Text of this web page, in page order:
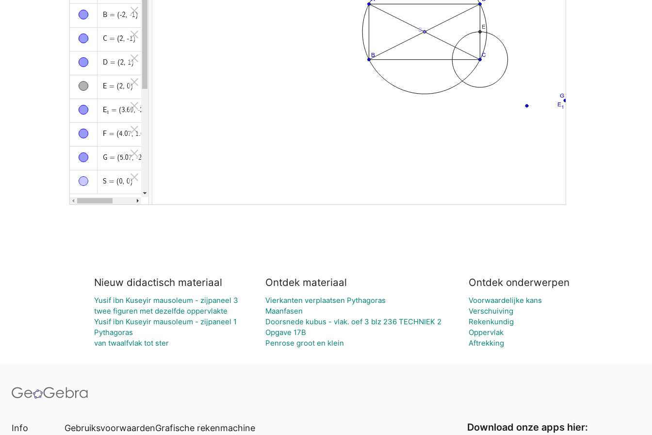
Nieuw didactisch materiaal
Yusif ibn Kuseyir mausoleum - zijpaneel 3
twee figuren met dezelfde oppervlakte
Yusif ibn Kuseyir mausoleum - zijpaneel 1
Pythagoras
van twaalfvlak tot ster
Ontdek materiaal
Vierkanten verplaatsen Pythagoras
Maanfasen
Doorsnede kubus - vlak. oef 3 blz 236 TECHNIEK 2
Opgave 17B
Penrose groot en klein
Ontdek onderwerpen
Voorwaardelijke kans
Verschuiving
Rekenkundig
Oppervlak
Aftrekking
Info GebruiksvoorwaardenGrafische rekenmachine Download onze apps hier: